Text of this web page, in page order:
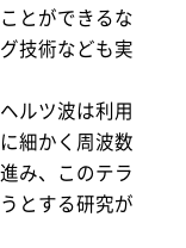
とができるな
技術なども実
ルツ波は利用
細かく周波数
み、このテラ
とする研究が